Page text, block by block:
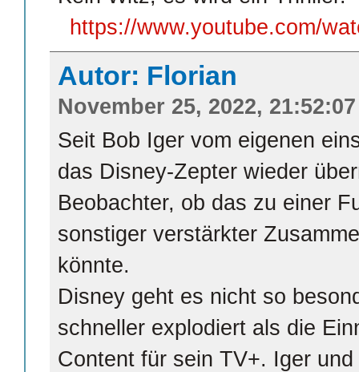
https://www.youtube.com/
Autor: Florian
November 25, 2022, 21:52:07
Seit Bob Iger vom eigenen
das Disney-Zepter wieder
Beobachter, ob das zu einer
sonstiger verstärkter
könnte.
Disney geht es nicht so
schneller explodiert als die
Content für sein TV+. Iger